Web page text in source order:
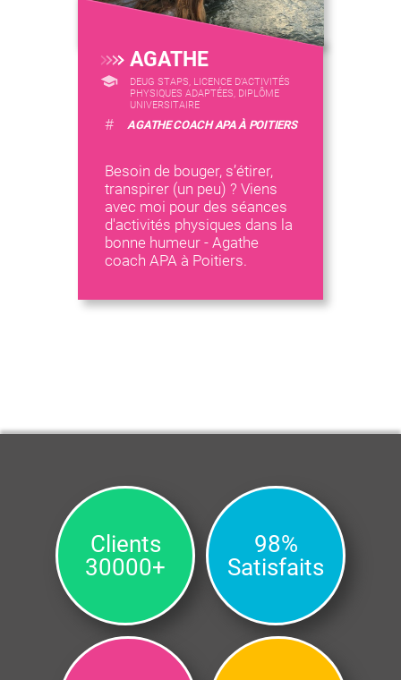
AGATHE
DEUG STAPS, LICENCE D’ACTIVITÉS
PHYSIQUES ADAPTÉES, DIPLÔME
UNIVERSITAIRE
# AGATHE COACH APA À POITIERS
Besoin de bouger, s’étirer,
transpirer (un peu) ? Viens
avec moi pour des séances
d'activités physiques dans la
bonne humeur - Agathe
coach APA à Poitiers.
Clients
30000+
98%
Satisfaits